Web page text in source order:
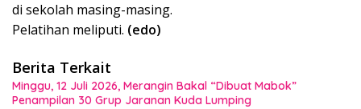
di sekolah masing-masing.
Pelatihan meliputi. (edo)
Berita Terkait
Minggu, 12 Juli 2026, Merangin Bakal “Dibuat Mabok”
Penampilan 30 Grup Jaranan Kuda Lumping